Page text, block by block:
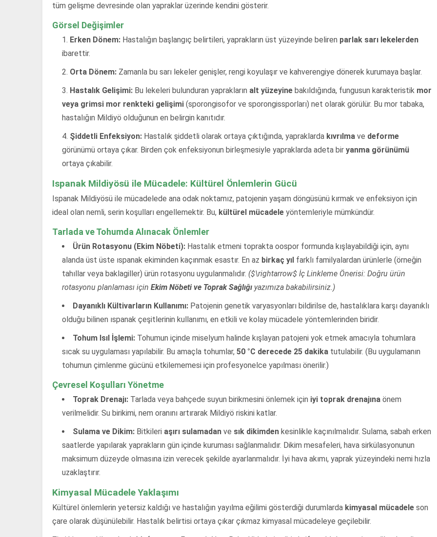
tüm gelişme devresinde olan yapraklar üzerinde kendini gösterir.
Görsel Değişimler
Erken Dönem: Hastalığın başlangıç belirtileri, yaprakların üst yüzeyinde beliren parlak sarı lekelerden
ibarettir.
Orta Dönem: Zamanla bu sarı lekeler genişler, rengi koyulaşır ve kahverengiye dönerek kurumaya başlar.
Hastalık Gelişimi: Bu lekeleri bulunduran yaprakların alt yüzeyine bakıldığında, fungusun karakteristik mor
veya grimsi mor renkteki gelişimi (sporongisofor ve sporongissporları) net olarak görülür. Bu mor tabaka,
hastalığın Mildiyö olduğunun en belirgin kanıtıdır.
Şiddetli Enfeksiyon: Hastalık şiddetli olarak ortaya çıktığında, yapraklarda kıvrılma ve deforme
görünümü ortaya çıkar. Birden çok enfeksiyonun birleşmesiyle yapraklarda adeta bir yanma görünümü
ortaya çıkabilir.
Ispanak Mildiyösü ile Mücadele: Kültürel Önlemlerin Gücü
Ispanak Mildiyösü ile mücadelede ana odak noktamız, patojenin yaşam döngüsünü kırmak ve enfeksiyon için
ideal olan nemli, serin koşulları engellemektir. Bu, kültürel mücadele yöntemleriyle mümkündür.
Tarlada ve Tohumda Alınacak Önlemler
Ürün Rotasyonu (Ekim Nöbeti): Hastalık etmeni toprakta oospor formunda kışlayabildiği için, aynı
alanda üst üste ıspanak ekiminden kaçınmak esastır. En az birkaç yıl farklı familyalardan ürünlerle (örneğin
tahıllar veya baklagiller) ürün rotasyonu uygulanmalıdır. ($\rightarrow$ İç Linkleme Önerisi: Doğru ürün
rotasyonu planlaması için Ekim Nöbeti ve Toprak Sağlığı yazımıza bakabilirsiniz.)
Dayanıklı Kültivarların Kullanımı: Patojenin genetik varyasyonları bildirilse de, hastalıklara karşı dayanıklı
olduğu bilinen ıspanak çeşitlerinin kullanımı, en etkili ve kolay mücadele yöntemlerinden biridir.
Tohum Isıl İşlemi: Tohumun içinde miselyum halinde kışlayan patojeni yok etmek amacıyla tohumlara
sıcak su uygulaması yapılabilir. Bu amaçla tohumlar, 50 °C derecede 25 dakika tutulabilir. (Bu uygulamanın
tohumun çimlenme gücünü etkilememesi için profesyonelce yapılması önerilir.)
Çevresel Koşulları Yönetme
Toprak Drenajı: Tarlada veya bahçede suyun birikmesini önlemek için iyi toprak drenajına önem
verilmelidir. Su birikimi, nem oranını artırarak Mildiyö riskini katlar.
Sulama ve Dikim: Bitkileri aşırı sulamadan ve sık dikimden kesinlikle kaçınılmalıdır. Sulama, sabah erken
saatlerde yapılarak yaprakların gün içinde kuruması sağlanmalıdır. Dikim mesafeleri, hava sirkülasyonunun
maksimum düzeyde olmasına izin verecek şekilde ayarlanmalıdır. İyi hava akımı, yaprak yüzeyindeki nemi hızla
uzaklaştırır.
Kimyasal Mücadele Yaklaşımı
Kültürel önlemlerin yetersiz kaldığı ve hastalığın yayılma eğilimi gösterdiği durumlarda kimyasal mücadele son
çare olarak düşünülebilir. Hastalık belirtisi ortaya çıkar çıkmaz kimyasal mücadeleye geçilebilir.